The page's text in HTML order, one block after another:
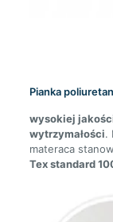
Pianka
wysokiej
wytrzymałości.
materaca
Tex standard